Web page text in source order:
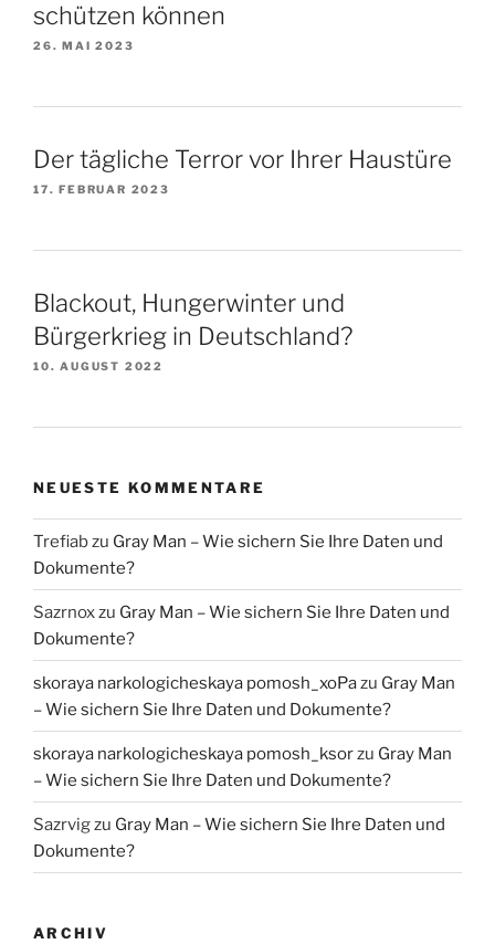
schützen können
26. MAI 2023
Der tägliche Terror vor Ihrer Haustüre
17. FEBRUAR 2023
Blackout, Hungerwinter und
Bürgerkrieg in Deutschland?
10. AUGUST 2022
NEUESTE KOMMENTARE
Trefiabzu Gray Man – Wie sichern Sie Ihre Daten und
Dokumente?
Sazrnoxzu Gray Man – Wie sichern Sie Ihre Daten und
Dokumente?
skoraya narkologicheskaya pomosh_xoPazu Gray Man
– Wie sichern Sie Ihre Daten und Dokumente?
skoraya narkologicheskaya pomosh_ksorzu Gray Man
– Wie sichern Sie Ihre Daten und Dokumente?
Sazrvigzu Gray Man – Wie sichern Sie Ihre Daten und
Dokumente?
ARCHIV